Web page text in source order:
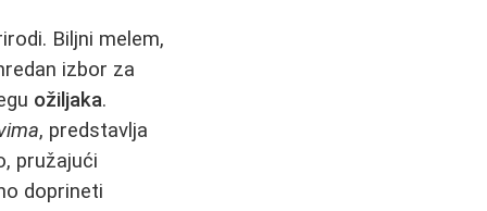
Biljni melem,
izbor za
ožiljaka.
, predstavlja
pružajući
doprineti